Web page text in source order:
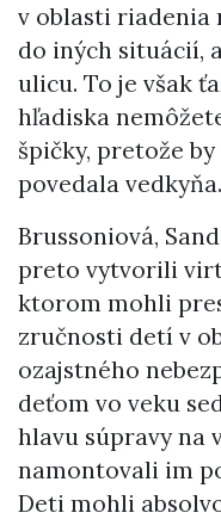
v oblasti riadenia
do iných situácií,
ulicu. To je však
hľadiska
špičky, pretože
povedala vedkyňa.
Brussoniová,
preto vytvorili
ktorom mohli
zručnosti detí v
ozajstného
deťom vo veku
hlavu súpravy
namontovali im
Deti mohli